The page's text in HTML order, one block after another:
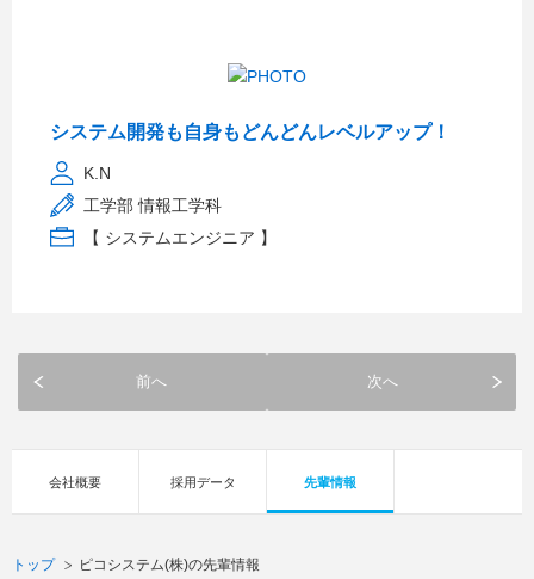
システム開発も自身もどんどんレベルアップ！
K.N
工学部 情報工学科
【 システムエンジニア 】
前へ 次へ
会社概要 採用データ 先輩情報
トップ ピコシステム(株)の先輩情報